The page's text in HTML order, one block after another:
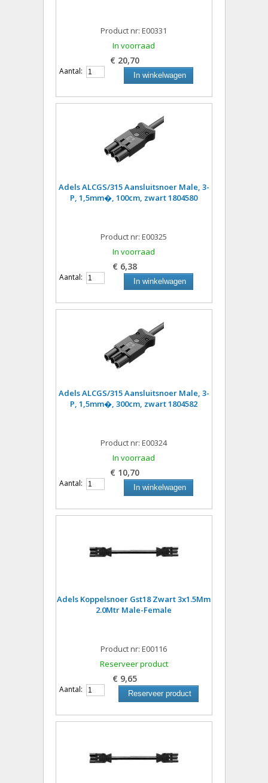
Product nr: E00331
In voorraad
€ 20,70
Aantal: In winkelwagen
Adels ALCGS/315 Aansluitsnoer Male, 3-
P, 1,5mm�, 100cm, zwart 1804580
Product nr: E00325
In voorraad
€ 6,38
Aantal: In winkelwagen
Adels ALCGS/315 Aansluitsnoer Male, 3-
P, 1,5mm�, 300cm, zwart 1804582
Product nr: E00324
In voorraad
€ 10,70
Aantal: In winkelwagen
Adels Koppelsnoer Gst18 Zwart 3x1.5Mm
2.0Mtr Male-Female
Product nr: E00116
Reserveer product
€ 9,65
Aantal: Reserveer product